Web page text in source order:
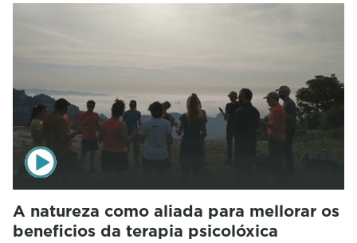
A natureza como aliada para mellorar os
beneficios da terapia psicolóxica